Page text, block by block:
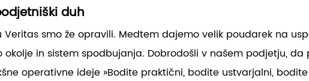
duh
Veritas smo že opravili. Medtem dajemo velik poudarek na
in sistem spodbujanja. Dobrodošli v našem podjetju,
operativne ideje »Bodite praktični, bodite ustvarjalni,